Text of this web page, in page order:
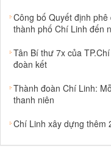
Công bố Quyết định
thành phố Chí Linh đến
Tân Bí thư 7x của
đoàn kết
Thành đoàn Chí Linh:
thanh niên
Chí Linh xây dựng thêm